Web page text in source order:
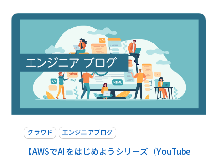
クラウド エンジニアブログ
【AWSでAIをはじめようシリーズ（YouTube